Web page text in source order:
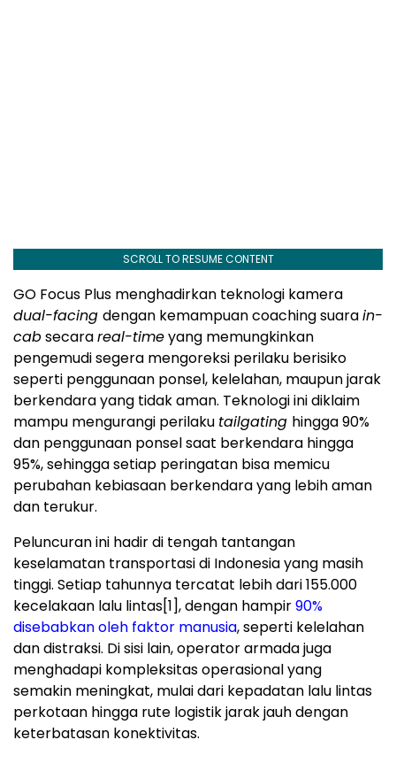
SCROLL TO RESUME CONTENT
GO Focus Plus menghadirkan teknologi kamera
dual-facing dengan kemampuan coaching suarain-
cabsecarareal-timeyang memungkinkan
pengemudi segera mengoreksi perilaku berisiko
seperti penggunaan ponsel, kelelahan, maupun jarak
berkendara yang tidak aman. Teknologi ini diklaim
mampu mengurangi perilaku tailgating hingga 90%
dan penggunaan ponsel saat berkendara hingga
95%, sehingga setiap peringatan bisa memicu
perubahan kebiasaan berkendara yang lebih aman
dan terukur.
Peluncuran ini hadir di tengah tantangan
keselamatan transportasi di Indonesia yang masih
tinggi. Setiap tahunnya tercatat lebih dari 155.000
kecelakaan lalu lintas[1], dengan hampir90%
disebabkan oleh faktor manusia, seperti kelelahan
dan distraksi. Di sisi lain, operator armada juga
menghadapi kompleksitas operasional yang
semakin meningkat, mulai dari kepadatan lalu lintas
perkotaan hingga rute logistik jarak jauh dengan
keterbatasan konektivitas.